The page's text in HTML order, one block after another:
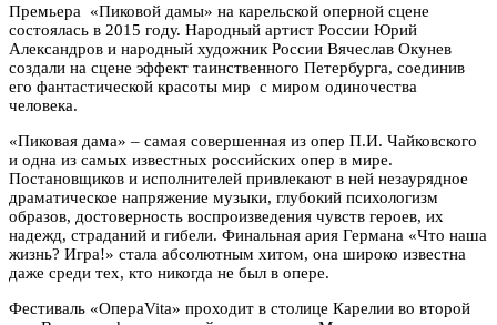
Премьера «Пиковой дамы» на карельской оперной сцене
состоялась в 2015 году. Народный артист России Юрий
Александров и народный художник России Вячеслав Окунев
создали на сцене эффект таинственного Петербурга, соединив
его фантастической красоты мир с миром одиночества
человека.
«Пиковая дама» – самая совершенная из опер П.И. Чайковского
и одна из самых известных российских опер в мире.
Постановщиков и исполнителей привлекают в ней незаурядное
драматическое напряжение музыки, глубокий психологизм
образов, достоверность воспроизведения чувств героев, их
надежд, страданий и гибели. Финальная ария Германа «Что наша
жизнь? Игра!» стала абсолютным хитом, она широко известна
даже среди тех, кто никогда не был в опере.
Фестиваль «ОпераVita» проходит в столице Карелии во второй